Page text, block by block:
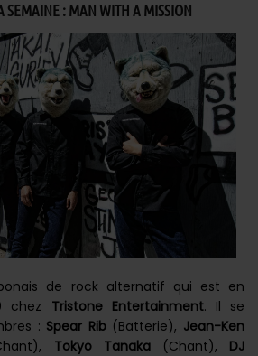
SEMAINE : MAN WITH A MISSION
de rock alternatif qui est en
chez Tristone Entertainment. Il se
: Spear Rib(Batterie), Jean-Ken
Tokyo Tanaka(Chant), DJ